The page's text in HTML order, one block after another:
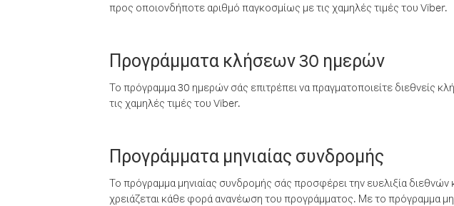
προς οποιονδήποτε αριθμό παγκοσμίως με τις χαμηλές τιμές του Viber.
Προγράμματα κλήσεων 30 ημερών
Το πρόγραμμα 30 ημερών σάς επιτρέπει να πραγματοποιείτε διεθνείς
τις χαμηλές τιμές του Viber.
Προγράμματα μηνιαίας συνδρομής
Το πρόγραμμα μηνιαίας συνδρομής σάς προσφέρει την ευελιξία
χρειάζεται κάθε φορά ανανέωση του προγράμματος. Με το πρόγραμμα